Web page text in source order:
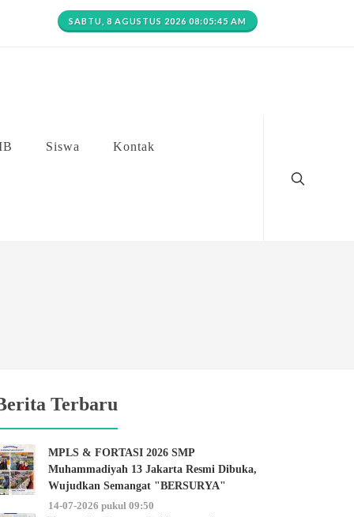
SABTU, 8 AGUSTUS 2026 08:05:45 AM
Siswa Kontak
Terbaru
MPLS & FORTASI 2026 SMP
Muhammadiyah 13 Jakarta Resmi Dibuka,
Wujudkan Semangat "BERSURYA"
14-07-2026 pukul 09:50